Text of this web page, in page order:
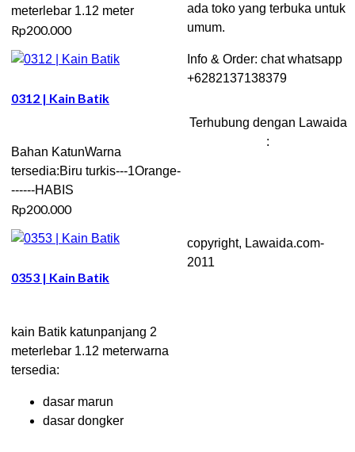
meterlebar 1.12 meter
Rp200.000
0312 | Kain Batik
Bahan KatunWarna
tersedia:Biru turkis---1Orange-
------HABIS
Rp200.000
0353 | Kain Batik
kain Batik katunpanjang 2
meterlebar 1.12 meterwarna
tersedia:
dasar marun
dasar dongker
ada toko yang terbuka untuk
umum.
Info & Order: chat whatsapp
+6282137138379
Terhubung dengan Lawaida
:
copyright, Lawaida.com-
2011